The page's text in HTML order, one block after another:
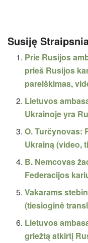
Susiję
Prie Rusijos
prieš Rusijos
pareiškimas,
Lietuvos
Ukrainoje yra
O. Turčynovas:
Ukrainą (video,
B. Nemcovas
Federacijos
Vakarams
(tiesioginė
Lietuvos
griežtą atkirtį